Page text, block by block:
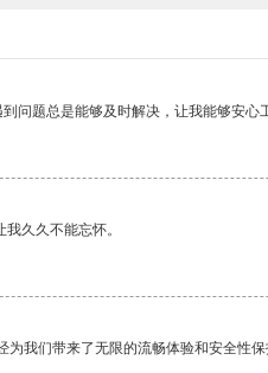
问题总是能够及时解决，让我能够安心
久久不能忘怀。
我们带来了无限的流畅体验和安全性保